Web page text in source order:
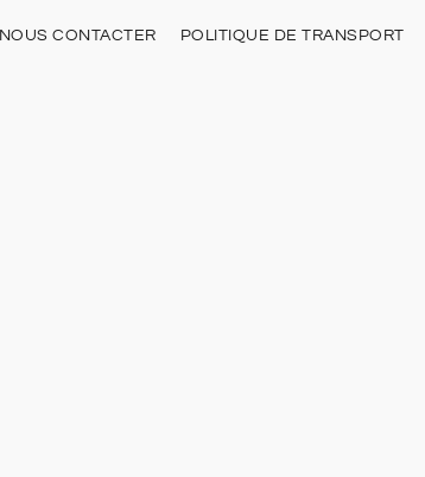
NOUS CONTACTER POLITIQUE DE TRANSPORT